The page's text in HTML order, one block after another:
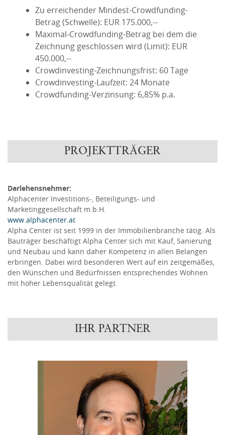
Zu erreichender Mindest-Crowdfunding-
Betrag (Schwelle): EUR 175.000,--
Maximal-Crowdfunding-Betrag bei dem die
Zeichnung geschlossen wird (Limit): EUR
450.000,--
Crowdinvesting-Zeichnungsfrist: 60 Tage
Crowdinvesting-Laufzeit: 24 Monate
Crowdfunding-Verzinsung: 6,85% p.a.
PROJEKTTRÄGER
Darlehensnehmer:
Alphacenter Investitions-, Beteiligungs- und
Marketinggesellschaft m.b.H.
www.alphacenter.at
Alpha Center ist seit 1999 in der Immobilienbranche tätig. Als
Bauträger beschäftigt Alpha Center sich mit Kauf, Sanierung
und Neubau und kann daher Kompetenz in allen Belangen
erbringen. Dabei wird besonderen Wert auf ein zeitgemäßes,
den Wünschen und Bedürfnissen entsprechendes Wohnen
mit hoher Lebensqualität gelegt.
IHR PARTNER